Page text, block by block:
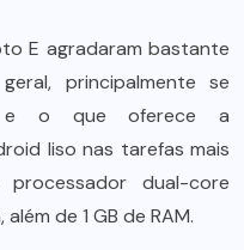
E agradaram bastante
principalmente se
e o que oferece a
liso nas tarefas mais
dual-core
de 1 GB de RAM.